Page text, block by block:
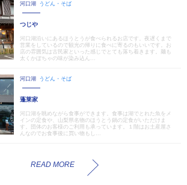
河口湖 うどん・そば
つじや
河口湖沿いにあるほうとうが食べられるお店です。夜遅くまで
営業をしているので観光の帰りに食べに寄るのもいいです。お
店の雰囲気は古民家といった感じでとても落ち着きます。麺も
太くかぼちゃの味が染み込ん...
河口湖 うどん・そば
蓬莱家
河口湖を眺めながら食事ができます。食事は湖でとれた魚をメ
インの定食や、山梨県名物のほうとう鍋の定食がいただけま
す。団体のお客様のご利用も承っています。１階はお土産屋さ
んなのでお食事後に買い物もし...
READ MORE